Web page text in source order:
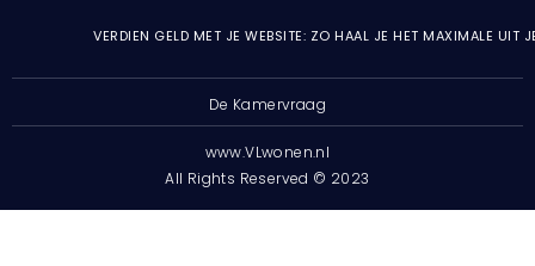
VERDIEN GELD MET JE WEBSITE: ZO HAAL JE HET MAXIMALE UIT
De Kamervraag
www.VLwonen.nl
All Rights Reserved © 2023